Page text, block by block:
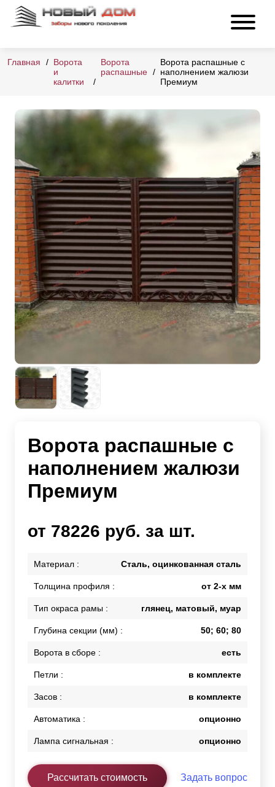
Главная
Ворота
и
калитки
Ворота
распашные
Ворота распашные с
наполнением жалюзи
Премиум
Ворота распашные с
наполнением жалюзи
Премиум
от 78226 руб. за шт.
Материал : Сталь, оцинкованная сталь
Толщина профиля : от 2-х мм
Тип окраса рамы : глянец, матовый, муар
Глубина секции (мм) : 50; 60; 80
Ворота в сборе : есть
Петли : в комплекте
Засов : в комплекте
Автоматика : опционно
Лампа сигнальная : опционно
Рассчитать стоимость Задать вопрос